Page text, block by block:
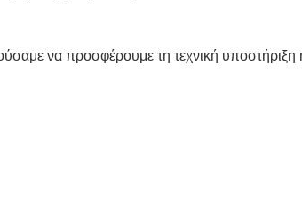
να προσφέρουμε τη τεχνική υποστήριξη